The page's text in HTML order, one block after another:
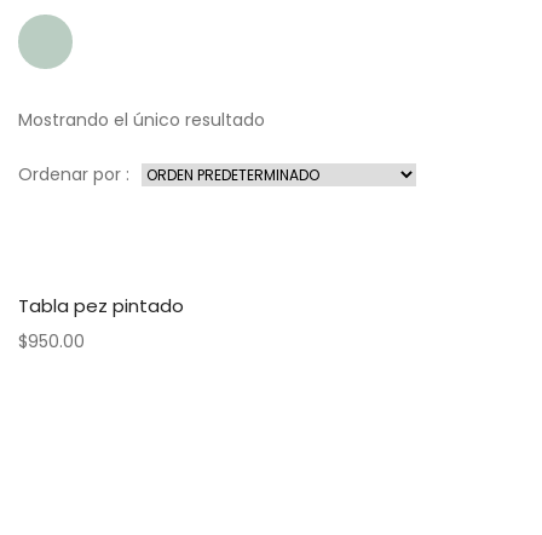
Mostrando el único resultado
Ordenar por :
Tabla pez pintado
$950.00